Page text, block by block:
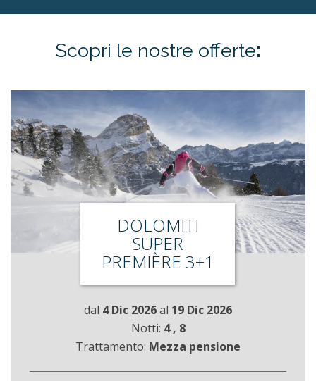
Scopri le nostre offerte:
DOLOMITI
SUPER
PREMIÈRE 3+1
dal 4 Dic 2026al 19 Dic 2026
Notti: 4, 8
Trattamento: Mezza pensione